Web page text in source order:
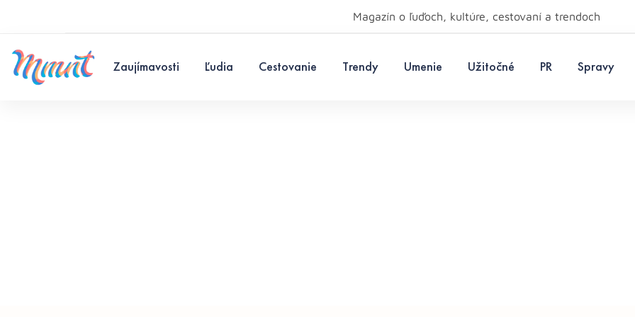
Magazín o ľuďoch, kultúre, cestovaní a trendoch
Zaujímavosti Ľudia Cestovanie Trendy Umenie Užitočné PR Spravy